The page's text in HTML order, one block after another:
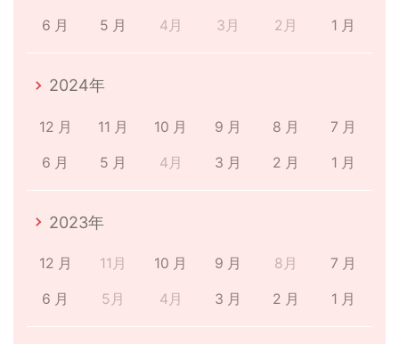
6 月 5 月 4月 3月 2月 1 月
2024年
12 月 11 月 10 月 9 月 8 月 7 月
6 月 5 月 4月 3 月 2 月 1 月
2023年
12 月 11月 10 月 9 月 8月 7 月
6 月 5月 4月 3 月 2 月 1 月